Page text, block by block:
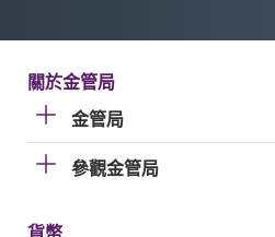
關於金管局
金管局
參觀金管局
貨幣